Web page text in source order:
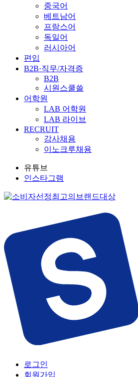
중국어
베트남어
프랑스어
독일어
러시아어
편입
B2B·직무/자격증
B2B
시원스쿨쓸
어학원
LAB 어학원
LAB 라이브
RECRUIT
강사채용
이노크루채용
유튜브
인스타그램
로그인
회원가입